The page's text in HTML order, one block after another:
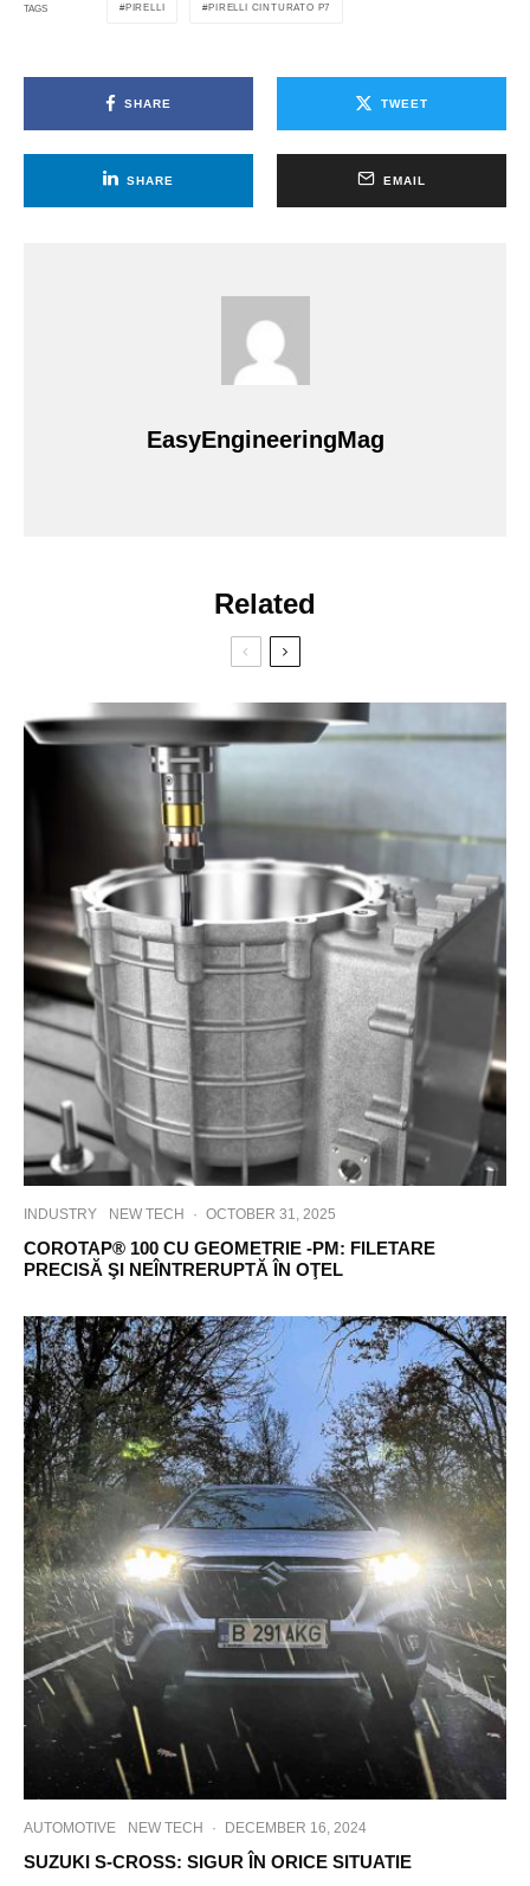
TAGS PIRELLI PIRELLI CINTURATO P7
SHARE TWEET
SHARE EMAIL
EasyEngineeringMag
Related
INDUSTRY NEW TECH · OCTOBER 31, 2025
COROTAP® 100 CU GEOMETRIE -PM: FILETARE
PRECISĂ ŞI NEÎNTRERUPTĂ ÎN OŢEL
AUTOMOTIVE NEW TECH · DECEMBER 16, 2024
SUZUKI S-CROSS: SIGUR ÎN ORICE SITUATIE